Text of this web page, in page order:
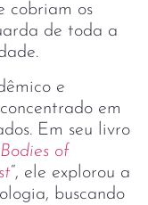
cobriam os
de toda a
e
em
Em seu livro
of
“, ele explorou a
buscando